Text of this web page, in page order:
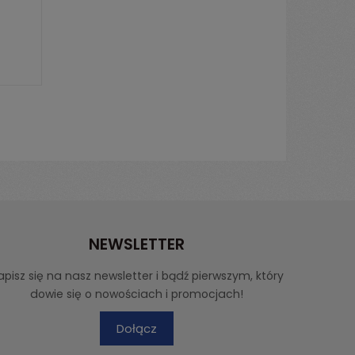
NEWSLETTER
się na nasz newsletter i bądź pierwszym, który
dowie się o nowościach i promocjach!
Dołącz